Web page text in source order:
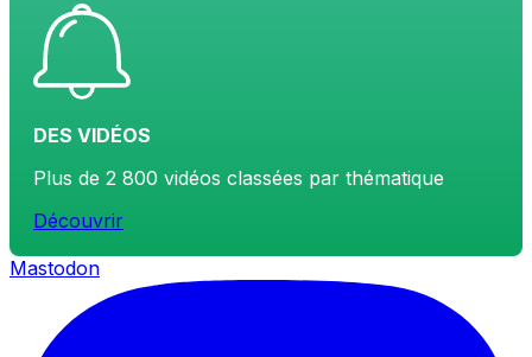
DES VIDÉOS
Plus de 2 800 vidéos classées par thématique
Découvrir
Mastodon